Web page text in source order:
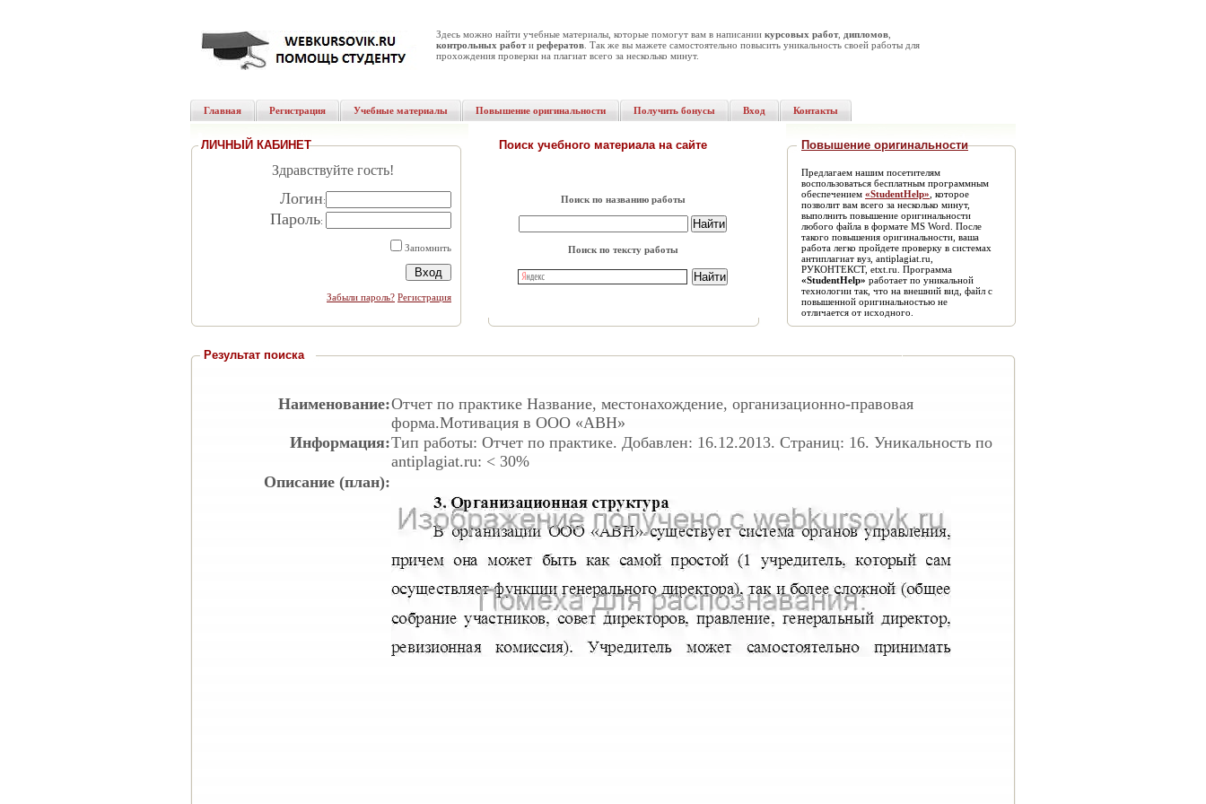
Здесь можно найти учебные материалы, которые помогут вам в написании курсовых работ, дипломов
контрольных работи рефератов . Так же вы мажете самостоятельно повысить уникальность своей работы для
прохождения проверки на плагиат всего за несколько минут.
Главная Регистрация Учебные материалы Повышение оригинальности Получить бонусы Вход Контакты
ЛИЧНЫЙ КАБИНЕТ
Здравствуйте гость!
Логин:
Пароль:
Запомнить
Забыли пароль? Регистрация
Поиск учебного материала на сайте
Поиск по названию работы
Поиск по тексту работы
Повышение оригинальности
Предлагаем нашим посетителям
воспользоваться бесплатным программным
обеспечением «StudentHelp» , которое
позволит вам всего за несколько минут,
выполнить повышение оригинальности
любого файла в формате MS Word. После
такого повышения оригинальности, ваша
работа легко пройдете проверку в системах
антиплагиат вуз, antiplagiat.ru,
РУКОНТЕКСТ, etxt.ru. Программа
«StudentHelp» работает по уникальной
технологии так, что на внешний вид, файл с
повышенной оригинальностью не
отличается от исходного.
Результат поиска
Наименование:Отчет по практике Название, местонахождение, организационно-правовая
форма.Мотивация в ООО «АВН»
Информация:Тип работы: Отчет по практике. Добавлен: 16.12.2013. Страниц: 16. Уникальность по
antiplagiat.ru: < 30%
Описание (план):